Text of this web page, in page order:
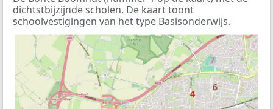
dichtstbijzijnde scholen. De kaart toont
schoolvestigingen van het type Basisonderwijs.